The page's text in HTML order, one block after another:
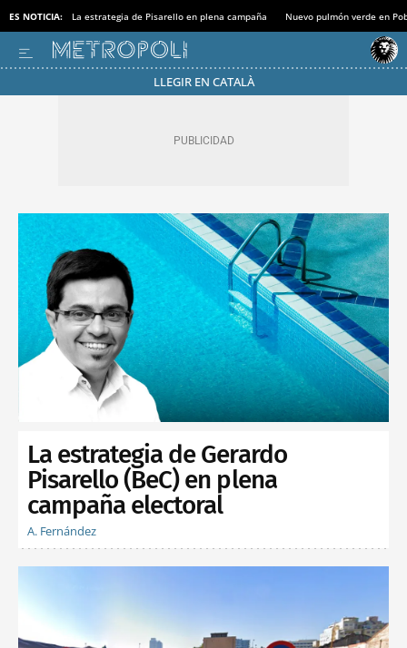
ES NOTICIA: La estrategia de Pisarello en plena campaña Nuevo pulmón verde en
LLEGIR EN CATALÀ
La estrategia de Gerardo
Pisarello (BeC) en plena
campaña electoral
A. Fernández